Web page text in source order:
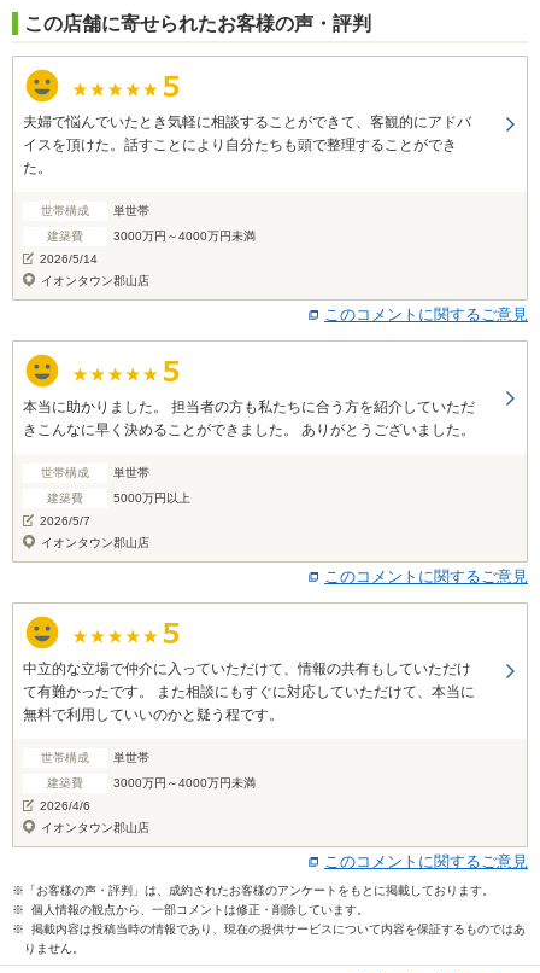
この店舗に寄せられたお客様の声・評判
夫婦で悩んでいたとき気軽に相談することができて、客観的にアドバ
イスを頂けた。話すことにより自分たちも頭で整理することができ
た。
世帯構成
単世帯
建築費
3000万円～4000万円未満
2026/5/14
イオンタウン郡山店
このコメントに関するご意見
本当に助かりました。 担当者の方も私たちに合う方を紹介していただ
きこんなに早く決めることができました。 ありがとうございました。
世帯構成
単世帯
建築費
5000万円以上
2026/5/7
イオンタウン郡山店
このコメントに関するご意見
中立的な立場で仲介に入っていただけて、情報の共有もしていただけ
て有難かったです。 また相談にもすぐに対応していただけて、本当に
無料で利用していいのかと疑う程です。
世帯構成
単世帯
建築費
3000万円～4000万円未満
2026/4/6
イオンタウン郡山店
このコメントに関するご意見
※「お客様の声・評判」は、成約されたお客様のアンケートをもとに掲載しております。
※ 個人情報の観点から、一部コメントは修正・削除しています。
※ 掲載内容は投稿当時の情報であり、現在の提供サービスについて内容を保証するものではあ
りません。